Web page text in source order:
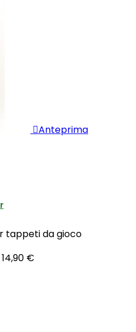
Anteprima
tappeti da gioco
14,90 €